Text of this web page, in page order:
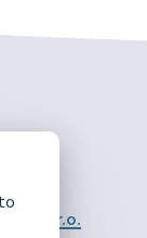
s.r.o.